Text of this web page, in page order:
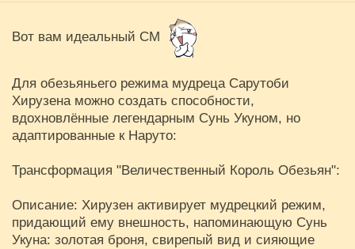
Вот вам идеальный СМ
Для обезьяньего режима мудреца Сарутоби
Хирузена можно создать способности,
вдохновлённые легендарным Сунь Укуном, но
адаптированные к Наруто:
Трансформация "Величественный Король Обезьян":
Описание: Хирузен активирует мудрецкий режим,
придающий ему внешность, напоминающую Сунь
Укуна: золотая броня, свирепый вид и сияющие